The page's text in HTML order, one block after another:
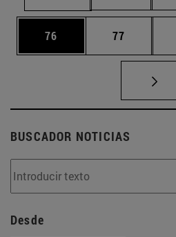
Página
76 Página
77
BUSCADOR NOTICIAS
Desde